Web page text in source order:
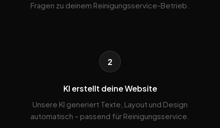
Fragen zu deinem Reinigungsservice-Betrieb.
2
KI erstellt deine Website
Unsere KI generiert Texte, Layout und Design
automatisch – passend für Reinigungsservice.